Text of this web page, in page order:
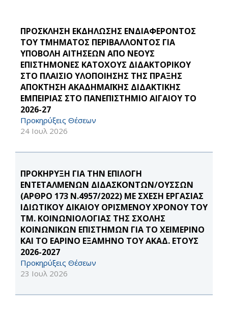
ΠΡΟΣΚΛΗΣΗ ΕΚΔΗΛΩΣΗΣ ΕΝΔΙΑΦΕΡΟΝΤΟΣ
ΤΟΥ ΤΜΗΜΑΤΟΣ ΠΕΡΙΒΑΛΛΟΝΤΟΣ ΓΙΑ
ΥΠΟΒΟΛΗ ΑΙΤΗΣΕΩΝ ΑΠΟ ΝΕΟΥΣ
ΕΠΙΣΤΗΜΟΝΕΣ ΚΑΤΟΧΟΥΣ ΔΙΔΑΚΤΟΡΙΚΟΥ
ΣΤΟ ΠΛΑΙΣΙΟ ΥΛΟΠΟΙΗΣΗΣ ΤΗΣ ΠΡΑΞΗΣ
ΑΠΟΚΤΗΣΗ ΑΚΑΔΗΜΑΪΚΗΣ ΔΙΔΑΚΤΙΚΗΣ
ΕΜΠΕΙΡΙΑΣ ΣΤΟ ΠΑΝΕΠΙΣΤΗΜΙΟ ΑΙΓΑΙΟΥ ΤΟ
2026-27
Προκηρύξεις Θέσεων
24 Ιουλ 2026
ΠΡΟΚΗΡΥΞΗ ΓΙΑ ΤΗΝ ΕΠΙΛΟΓΗ
ΕΝΤΕΤΑΛΜΕΝΩΝ ΔΙΔΑΣΚΟΝΤΩΝ/ΟΥΣΣΩΝ
(ΑΡΘΡΟ 173 Ν.4957/2022) ΜΕ ΣΧΕΣΗ ΕΡΓΑΣΙΑΣ
ΙΔΙΩΤΙΚΟΥ ΔΙΚΑΙΟΥ ΟΡΙΣΜΕΝΟΥ ΧΡΟΝΟΥ ΤΟΥ
ΤΜ. ΚΟΙΝΩΝΙΟΛΟΓΙΑΣ ΤΗΣ ΣΧΟΛΗΣ
ΚΟΙΝΩΝΙΚΩΝ ΕΠΙΣΤΗΜΩΝ ΓΙΑ ΤΟ ΧΕΙΜΕΡΙΝΟ
ΚΑΙ ΤΟ ΕΑΡΙΝΟ ΕΞΑΜΗΝΟ ΤΟΥ ΑΚΑΔ. ΕΤΟΥΣ
2026-2027
Προκηρύξεις Θέσεων
23 Ιουλ 2026